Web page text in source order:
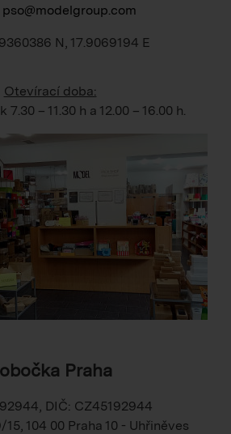
pso@modelgroup.com
N, 17.9069194 E
Otevírací doba:
7.30 – 11.30 h a 12.00 – 16.00 h
Praha
DIČ: CZ45192944
104 00 Praha 10 - Uhřiněves